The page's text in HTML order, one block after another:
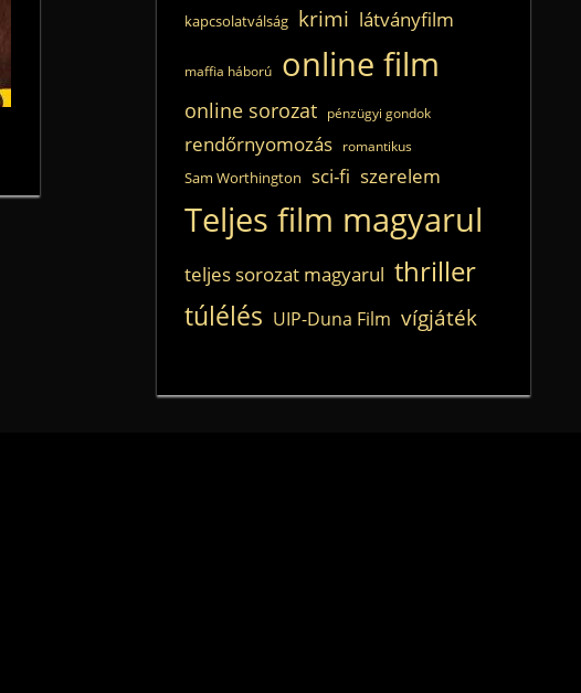
kapcsolatválság krimi látványfilm
maffia háború online film
online sorozat pénzügyi gondok
rendőrnyomozás romantikus
Sam Worthington sci-fi szerelem
Teljes film magyarul
teljes sorozat magyarul thriller
túlélés UIP-Duna Film vígjáték